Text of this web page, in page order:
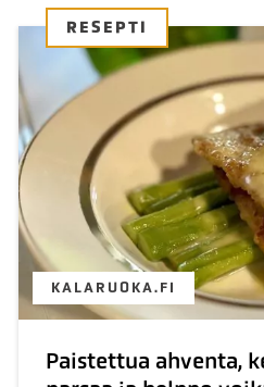
RESEPTI
KALARUOKA.FI
Paistettua ahventa,